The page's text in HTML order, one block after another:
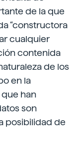
de la que
“constructora
cualquier
contenida
de los
en la
han
son
posibilidad de